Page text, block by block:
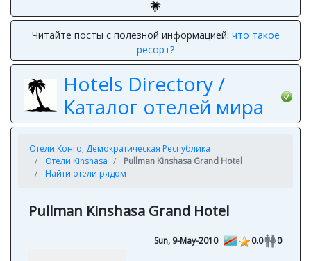
Читайте посты с полезной информацией: что такое
ресорт?
Hotels Directory /
Каталог отелей мира
Отели Конго, Демократическая Республика
Отели Kinshasa
Pullman Kinshasa Grand Hotel
Найти отели рядом
Pullman Kinshasa Grand Hotel
Sun, 9-May-2010 0.0 0